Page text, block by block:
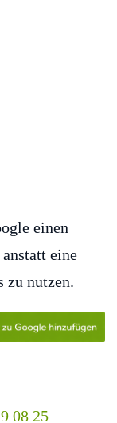
einen
eine
zu nutzen.